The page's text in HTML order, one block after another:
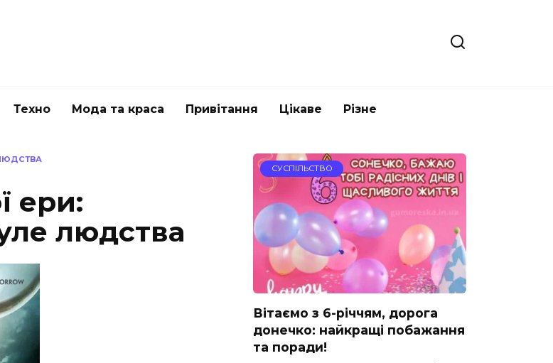
Техно Мода та краса Привітання Цікаве Різне
ери:
людства
СУСПІЛЬСТВО
Вітаємо з 6-річчям, дорога
донечко: найкращі побажання
та поради!